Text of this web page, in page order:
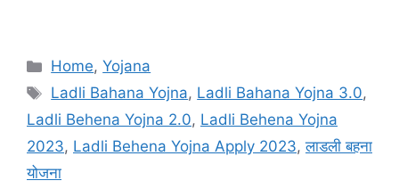
Categories
Home,Yojana
Tags
Ladli Bahana Yojna, Ladli Bahana Yojna 3.0,
Ladli Behena Yojna 2.0, Ladli Behena Yojna
2023, Ladli Behena Yojna Apply 2023,लाडली बहना
योजना